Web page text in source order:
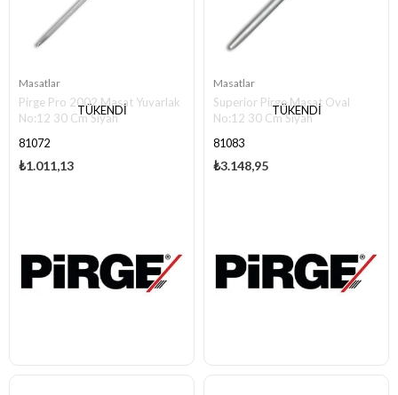
TÜKENDI
Masatlar
Pirge Pro 2002 Masat Yuvarlak
No:12 30 Cm Siyah
81072
₺1.011,13
TÜKENDI
Masatlar
Superior Pirge Masat Oval
No:12 30 Cm Siyah
81083
₺3.148,95